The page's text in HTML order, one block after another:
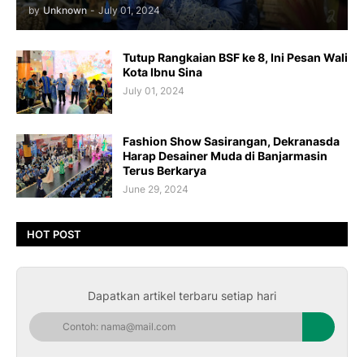
by Unknown - July 01, 2024
Tutup Rangkaian BSF ke 8, Ini Pesan Wali
Kota Ibnu Sina
July 01, 2024
Fashion Show Sasirangan, Dekranasda
Harap Desainer Muda di Banjarmasin
Terus Berkarya
June 29, 2024
HOT POST
Dapatkan artikel terbaru setiap hari